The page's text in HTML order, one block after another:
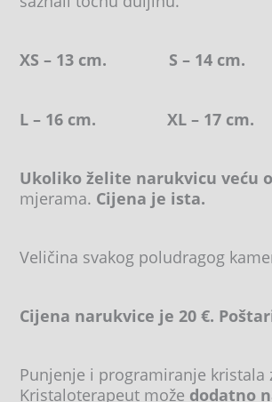
XS – 13 cm. S – 14
L – 16 cm. XL – 17 cm.
Ukoliko želite narukvicu veću
mjerama. Cijena je ista.
Veličina svakog poludragog
Cijena narukvice je 20 €.
Punjenje i programiranje
Kristaloterapeut može dodatno